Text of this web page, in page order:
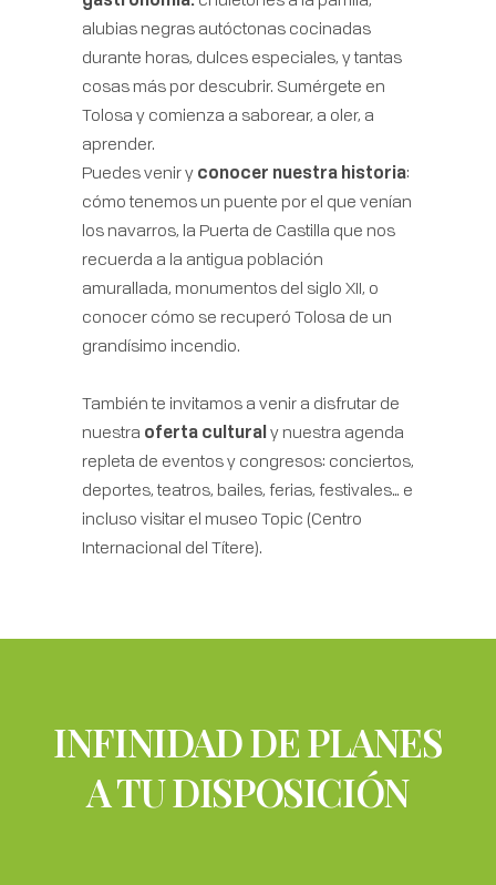
alubias negras autóctonas cocinadas
durante horas, dulces especiales, y tantas
cosas más por descubrir. Sumérgete en
Tolosa y comienza a saborear, a oler, a
aprender.
Puedes venir y conocer nuestra historia:
cómo tenemos un puente por el que venían
los navarros, la Puerta de Castilla que nos
recuerda a la antigua población
amurallada, monumentos del siglo XII, o
conocer cómo se recuperó Tolosa de un
grandísimo incendio.
También te invitamos a venir a disfrutar de
nuestra oferta culturaly nuestra agenda
repleta de eventos y congresos: conciertos,
deportes, teatros, bailes, ferias, festivales… e
incluso visitar el museo Topic (Centro
Internacional del Títere).
INFINIDAD DE PLANES
A TU DISPOSICIÓN